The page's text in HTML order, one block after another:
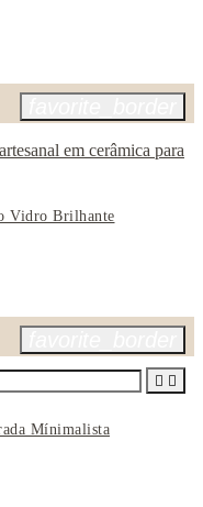
Vidro Brilhante
Mínimalista
 